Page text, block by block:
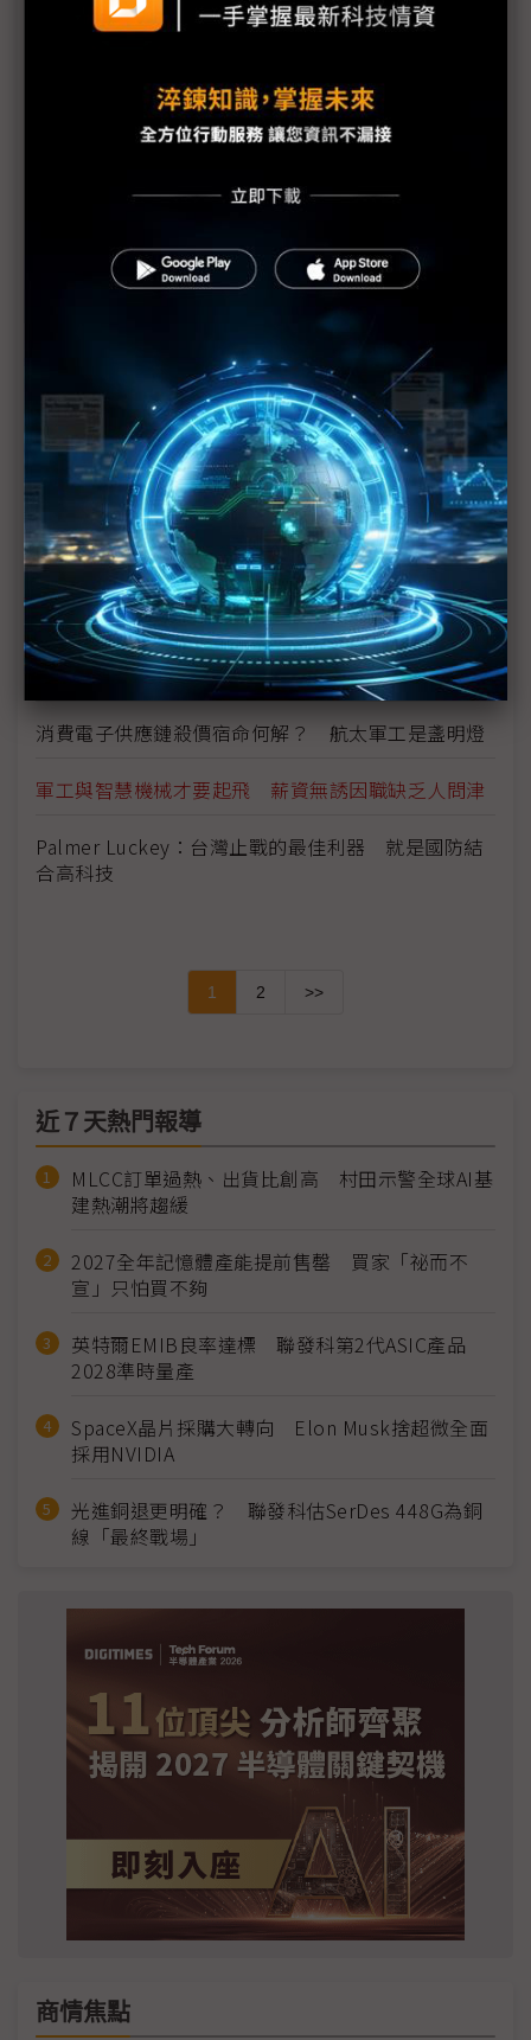
盟立偕義美闖無人機產業內幕 SEMICON將亮相人形
機器人
「無人載具之眼」需求熱 影像供應鏈緊抓系整商機
聰泰邊緣運算平台動能倍增 新品搶攻無人載具應用
半導體、國防軍工雙引擎帶動 千附精密看旺2026營
無人機產業的「非典型」路徑 軍規與3C規界線模糊
無人機擬轉列彈藥耗材 民間企業加速配合生產
為升電裝投入無人機反制系統 跨界打造「空中盾
新纖打造北台灣最大無人機中心 卡入桃竹ICT供應
攻擊無人機需求大開 製造商靠「換湯」加速軍售流
程
（獨家）供應鏈傳中國備貨200萬架無人機 台灣短
期量能再受考驗
消費電子供應鏈殺價宿命何解？ 航太軍工是盞明燈
軍工與智慧機械才要起飛 薪資無誘因職缺乏人問津
Palmer Luckey：台灣止戰的最佳利器 就是國防結
合高科技
1 2 >>
近７天熱門報導
MLCC訂單過熱、出貨比創高 村田示警全球AI基
建熱潮將趨緩
2027全年記憶體產能提前售罄 買家「祕而不
宣」只怕買不夠
英特爾EMIB良率達標 聯發科第2代ASIC產品
2028準時量產
SpaceX晶片採購大轉向 Elon Musk捨超微全面
採用NVIDIA
光進銅退更明確？ 聯發科估SerDes 448G為銅
線「最終戰場」
商情焦點